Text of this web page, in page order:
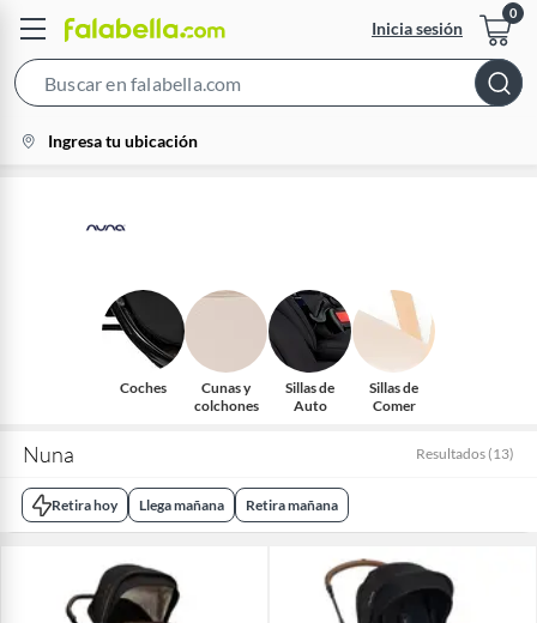
Inicia sesión
Bar
location-
icon
Ingresa tu ubicación
Coches
Cunas y
colchones
Sillas de
Auto
Sillas de
Comer
Nuna Resultados (13)
Retira hoy Llega mañana Retira mañana